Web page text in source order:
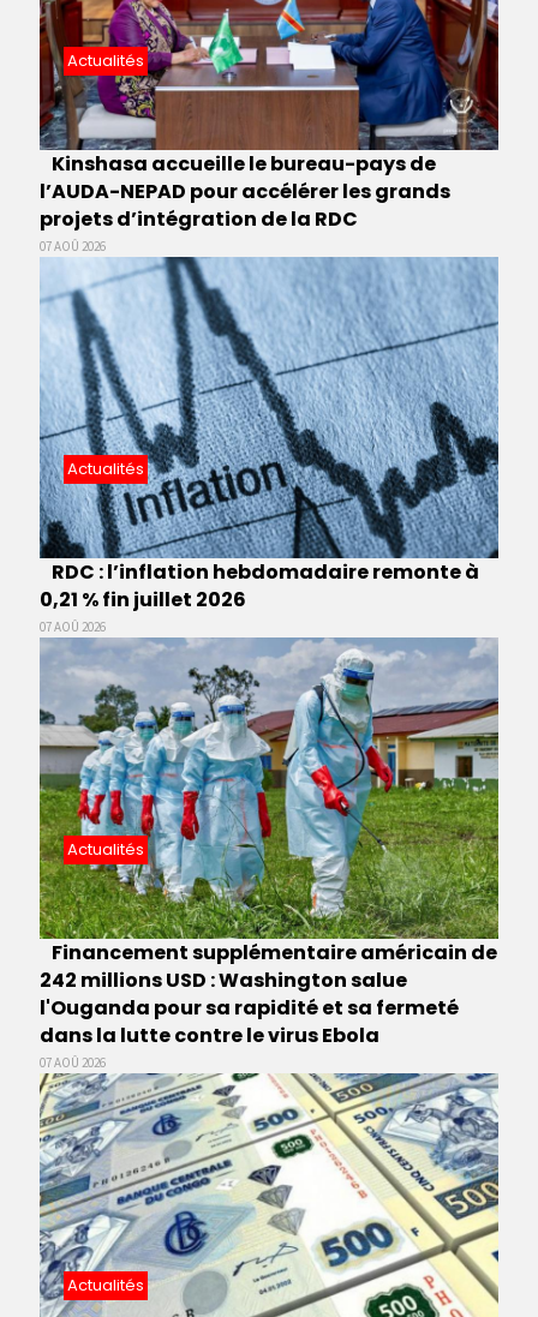
Actualités
Kinshasa accueille le bureau-pays de
l’AUDA-NEPAD pour accélérer les grands
projets d’intégration de la RDC
07 AOÛ 2026
Actualités
RDC : l’inflation hebdomadaire remonte à
0,21 % fin juillet 2026
07 AOÛ 2026
Actualités
Financement supplémentaire américain de
242 millions USD : Washington salue
l'Ouganda pour sa rapidité et sa fermeté
dans la lutte contre le virus Ebola
07 AOÛ 2026
Actualités